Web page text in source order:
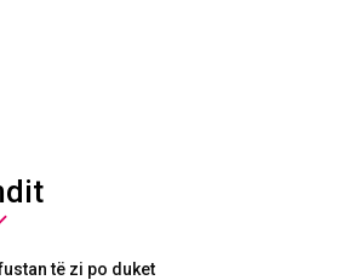
të zi po duket